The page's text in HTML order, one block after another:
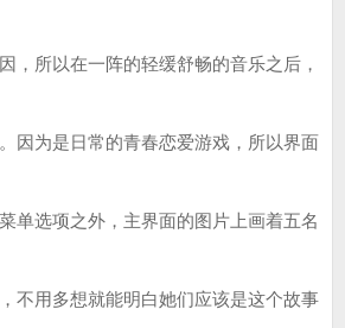
，所以在一阵的轻缓舒畅的音乐之后，
因为是日常的青春恋爱游戏，所以界面
单选项之外，主界面的图片上画着五名
不用多想就能明白她们应该是这个故事